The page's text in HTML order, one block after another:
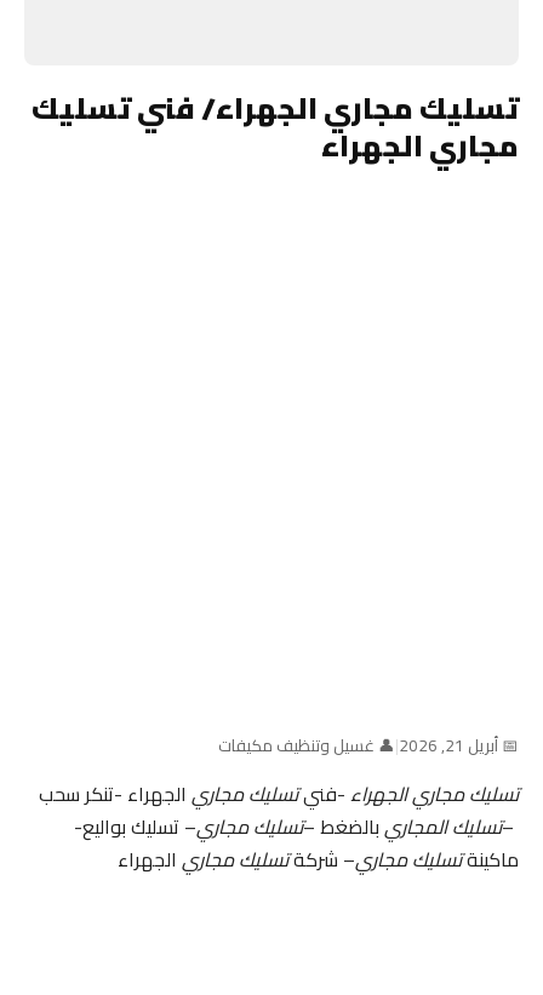
تسليك مجاري الجهراء/ فني تسليك
مجاري الجهراء
📅 أبريل 21, 2026 |👤 غسيل وتنظيف مكيفات
تسليك مجاري الجهراء-فنيتسليك مجاريالجهراء -تنكر سحب
تسليك المجاريبالضغط –تسليك مجاري– تسليك بواليع-
ماكينةتسليك مجاري– شركةتسليك مجاريالجهراء